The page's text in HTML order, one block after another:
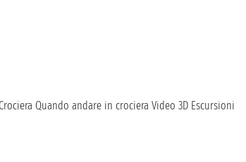
Quando andare in crociera Video 3D Escursioni